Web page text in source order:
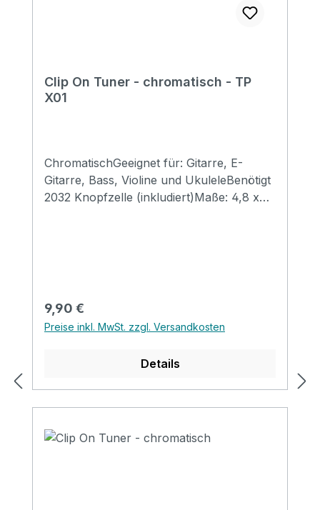
Clip On Tuner - chromatisch - TP
X01
ChromatischGeeignet für: Gitarre, E-
Gitarre, Bass, Violine und UkuleleBenötigt
2032 Knopfzelle (inkludiert)Maße: 4,8 x
Regulärer Preis:
9,90 €
Preise inkl. MwSt. zzgl. Versandkosten
Details